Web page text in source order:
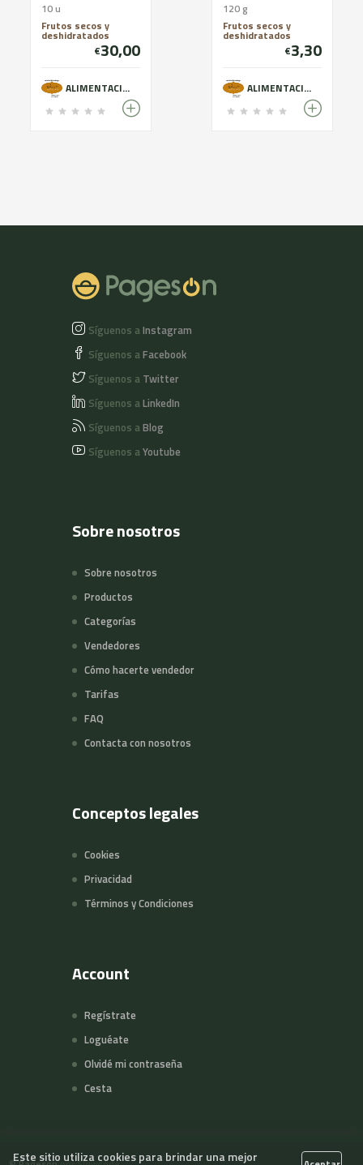
COCO-CACAO-
SÉSAMO-REMOLACHA
y las IN...
10 u
Frutos secos y
deshidratados
€30,00
ALIMENTACIÓ ECOLÒGICA
120 g
Frutos secos y
deshidratados
€3,30
ALIMENTACIÓ ECOLÒGICA
Síguenos aInstagram
Síguenos aFacebook
Síguenos a Twitter
Síguenos aLinkedIn
Síguenos aBlog
Síguenos aYoutube
Sobre nosotros
Sobre nosotros
Productos
Categorías
Vendedores
Cómo hacerte vendedor
Tarifas
FAQ
Contacta con nosotros
Conceptos legales
Cookies
Privacidad
Términos y Condiciones
Account
Regístrate
Loguéate
Olvidé mi contraseña
Cesta
Este sitio utiliza cookies para brindar una mejor